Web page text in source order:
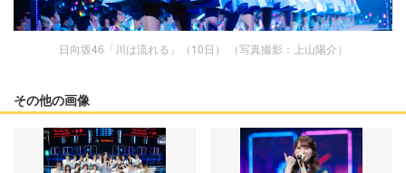
日向坂46「川は流れる」（10日） （写真撮影：上山陽介）
その他の画像